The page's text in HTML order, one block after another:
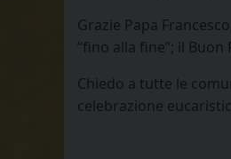
Grazie Papa
“fino alla fine”; il
Chiedo a tutte le
celebrazione